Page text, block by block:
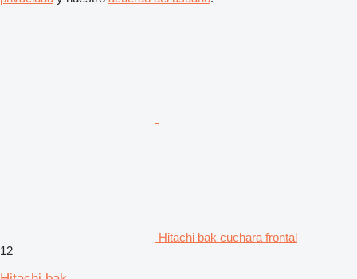
Hitachi bak cuchara frontal
12